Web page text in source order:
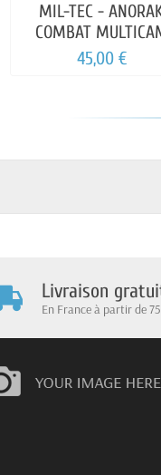
MIL-TEC -
COMBAT
BLACK
45,00 €
Livraison
En France à partir de